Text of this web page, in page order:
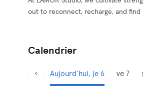
out to reconnect, recharge, and find
Calendrier
Aujourd’hui, je 6 ve 7